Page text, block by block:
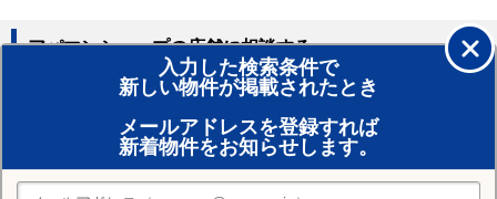
入力した検索条件で
新しい物件が掲載されたとき
メールアドレスを登録すれば
新着物件をお知らせします。
アパマンショップの店舗に相談する
賃貸のプロがお部屋探し！
おまかせ物件リクエスト
住みたい街の店舗を探す